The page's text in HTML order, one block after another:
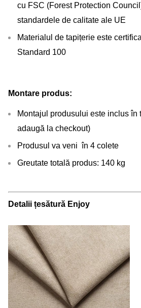
cu FSC (Forest Protection
standardele de calitate ale UE
Materialul de tapițerie este
Standard 100
Montare produs:
Montajul produsului este inclus în
adaugă la checkout)
Produsul va veni în 4 colete
Greutate totală produs: 140 kg
Detalii țesătură Enjoy